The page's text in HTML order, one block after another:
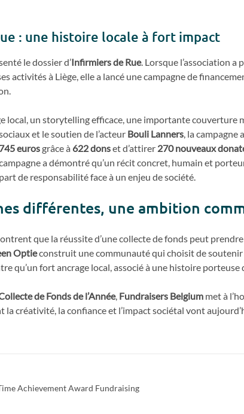
: une histoire locale à fort impact
le dossier d’Infirmiers de Rue. Lorsque l’association
activités à Liège, elle a lancé une campagne de
local, un storytelling efficace, une importante couverture
et le soutien de l’acteur Bouli Lanners , la
eurosgrâce à 622 donset d’attirer 270 nouveaux
a démontré qu’un récit concret, humain et
de responsabilité face à un enjeu de société.
différentes, une ambition
que la réussite d’une collecte de fonds peut
Optieconstruit une communauté qui choisit de
qu’un fort ancrage local, associé à une histoire porteuse
de Fonds de l’Année, Fundraisers Belgium met à
créativité, la confiance et l’impact sociétal vont
Achievement Award Fundraising